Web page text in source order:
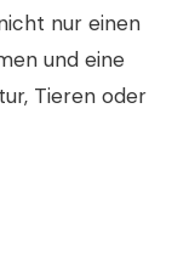
nur einen
und eine
Tieren oder